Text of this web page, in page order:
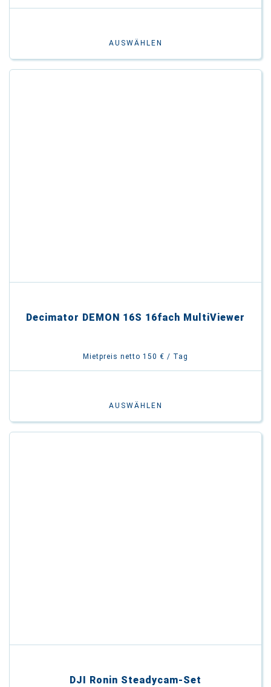
AUSWÄHLEN
Decimator DEMON 16S 16fach MultiViewer
Mietpreis netto 150 € / Tag
AUSWÄHLEN
DJI Ronin Steadycam-Set